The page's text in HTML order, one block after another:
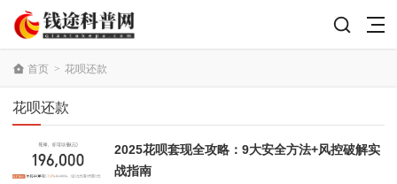
首页 > 花呗还款
花呗还款
2025花呗套现全攻略：9大安全方法+风控破解实
战指南